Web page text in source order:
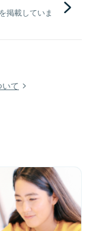
掲載していま
て